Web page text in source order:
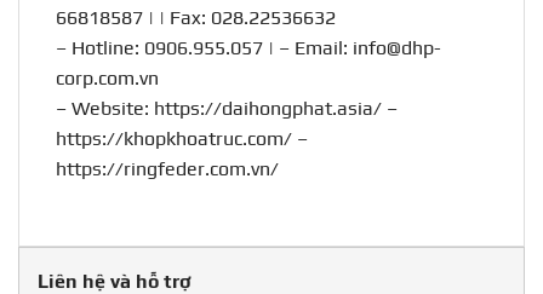
66818587 | | Fax: 028.22536632
– Hotline: 0906.955.057 | – Email: info@dhp-
corp.com.vn
– Website: https://daihongphat.asia/ –
https://khopkhoatruc.com/ –
https://ringfeder.com.vn/
Liên hệ và hỗ trợ